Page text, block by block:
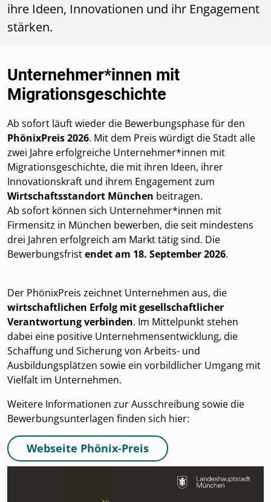
ihre Ideen, Innovationen und ihr Engagement
stärken.
Unternehmer*innen mit
Migrationsgeschichte
Ab sofort läuft wieder die Bewerbungsphase für den
PhönixPreis 2026. Mit dem Preis würdigt die Stadt alle
zwei Jahre erfolgreiche Unternehmer*innen mit
Migrationsgeschichte, die mit ihren Ideen, ihrer
Innovationskraft und ihrem Engagement zum
Wirtschaftsstandort München beitragen.
Ab sofort können sich Unternehmer*innen mit
Firmensitz in München bewerben, die seit mindestens
drei Jahren erfolgreich am Markt tätig sind. Die
Bewerbungsfristendet am 18. September 2026.
Der PhönixPreis zeichnet Unternehmen aus, die
wirtschaftlichen Erfolg mit gesellschaftlicher
Verantwortung verbinden. Im Mittelpunkt stehen
dabei eine positive Unternehmensentwicklung, die
Schaffung und Sicherung von Arbeits- und
Ausbildungsplätzen sowie ein vorbildlicher Umgang mit
Vielfalt im Unternehmen.
Weitere Informationen zur Ausschreibung sowie die
Bewerbungsunterlagen finden sich hier:
Webseite Phönix-Preis